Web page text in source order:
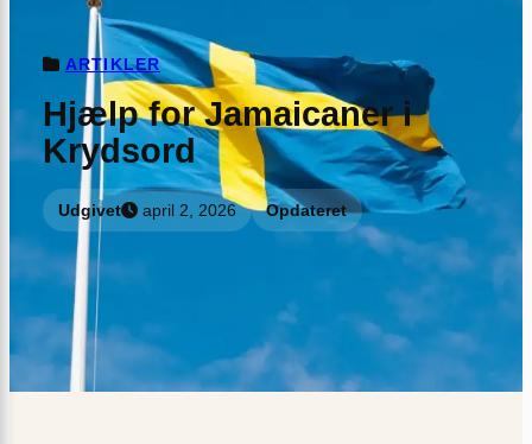
ARTIKLER
Hjælp for Jamaicaner i
Krydsord
Udgivet april 2, 2026 Opdateret